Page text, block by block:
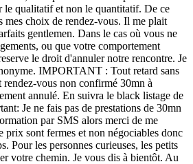
le qualitatif et non le quantitatif. De ce
mes choix de rendez-vous. Il me plait
gentlemen. Dans le cas où vous ne
ou que votre comportement
le droit d'annuler notre rencontre. Je
IMPORTANT : Tout retard sans
vous non confirmé 30mn à
annulé. En suivra le black listage de
Je ne fais pas de prestations de 30mn
par SMS alors merci de me
sont fermes et non négociables donc
Pour les personnes curieuses, les petits
votre chemin. Je vous dis à bientôt. Au